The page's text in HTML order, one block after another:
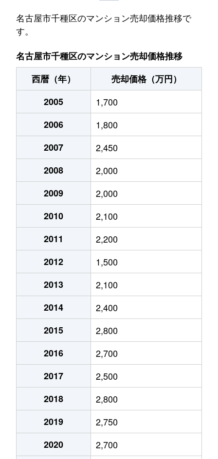
池園町
5,800万円
本山(愛知)
池園町
池園町
320万円
本山(愛知)
猪高町大字猪子石
940万円
茶屋ケ坂
猪高町大字猪子石
570万円
猪高町大字猪子石
650万円
茶屋ケ坂
今池
1,200万円
今池(愛知)
今池
1,400万円
今池(愛知)
今池
1,300万円
今池(愛知)
今池
1,100万円
今池(愛知)
今池
1,900万円
今池(愛知)
今池
1,200万円
今池(愛知)
今池
3,700万円
今池(愛知)
今池
2,000万円
今池(愛知)
今池
1,700万円
今池(愛知)
今池
1,700万円
今池(愛知)
今池
1,200万円
今池(愛知)
今池
1,700万円
今池(愛知)
今池
2,200万円
今池(愛知)
名古屋市千種区のマンション売却価格推移で
す。
名古屋市千種区のマンション売却価格推移
西暦（年）
売却価格（万円）
2005
1,700
2006
1,800
2007
2,450
2008
2,000
2009
2,000
2010
2,100
2011
2,200
2012
1,500
2013
2,100
2014
2,400
2015
2,800
2016
2,700
2017
2,500
2018
2,800
2019
2,750
2020
2,700